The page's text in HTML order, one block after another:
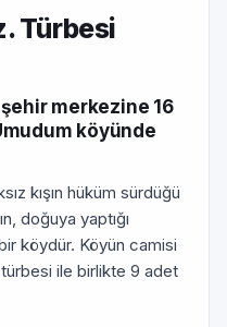
Türbesi
merkezine 16
köyünde
kışın hüküm sürdüğü
doğuya yaptığı
köydür. Köyün camisi
ile birlikte 9 adet